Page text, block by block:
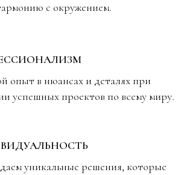
с окружением.
опыт в нюансах и деталях при
успешных проектов по всему миру.
уникальные решения, которые